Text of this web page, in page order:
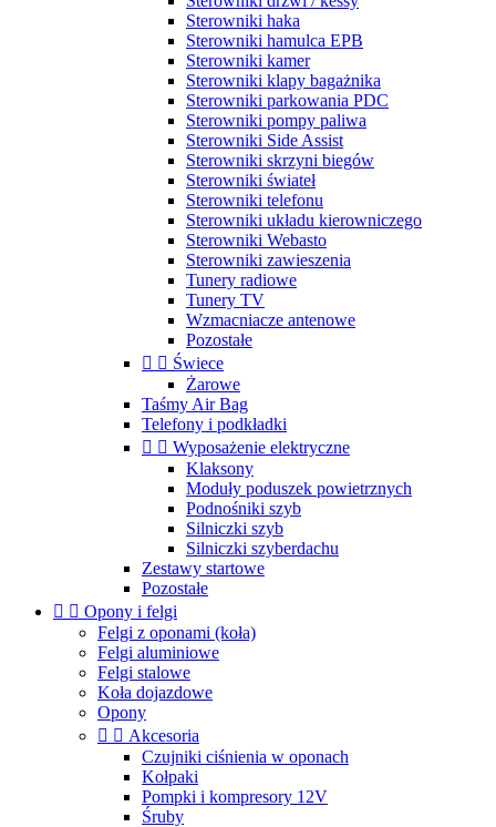
Sterowniki haka
Sterowniki hamulca EPB
Sterowniki kamer
Sterowniki klapy bagażnika
Sterowniki parkowania PDC
Sterowniki pompy paliwa
Sterowniki Side Assist
Sterowniki skrzyni biegów
Sterowniki świateł
Sterowniki telefonu
Sterowniki układu kierowniczego
Sterowniki Webasto
Sterowniki zawieszenia
Tunery radiowe
Tunery TV
Wzmacniacze antenowe
Pozostałe
  Świece
Żarowe
Taśmy Air Bag
Telefony i podkładki
  Wyposażenie elektryczne
Klaksony
Moduły poduszek powietrznych
Podnośniki szyb
Silniczki szyb
Silniczki szyberdachu
Zestawy startowe
Pozostałe
  Opony i felgi
Felgi z oponami (koła)
Felgi aluminiowe
Felgi stalowe
Koła dojazdowe
Opony
  Akcesoria
Czujniki ciśnienia w oponach
Kołpaki
Pompki i kompresory 12V
Śruby